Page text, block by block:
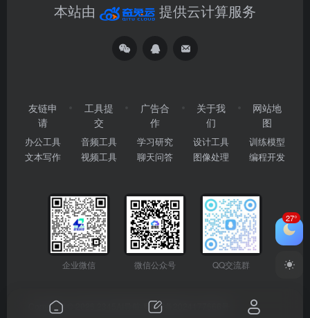
本站由 提供云计算服务
友链申
请
办公工具
文本写作
工具提
交
音频工具
视频工具
广告合
作
学习研究
聊天问答
关于我
们
设计工具
图像处理
网站地
图
训练模型
编程开发
企业微信 微信公众号 QQ交流群
Copyright © 2026 粤ICP备2024177666号
27°